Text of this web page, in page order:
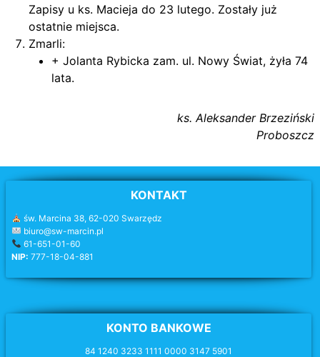
Zapisy u ks. Macieja do 23 lutego. Zostały już
ostatnie miejsca.
Zmarli:
+ Jolanta Rybicka zam. ul. Nowy Świat, żyła 74
lata.
ks. Aleksander Brzeziński
Proboszcz
KONTAKT
św. Marcina 38, 62-020 Swarzędz
biuro@sw-marcin.pl
61-651-01-60
NIP: 777-18-04-881
KONTO BANKOWE
84 1240 3233 1111 0000 3147 5901